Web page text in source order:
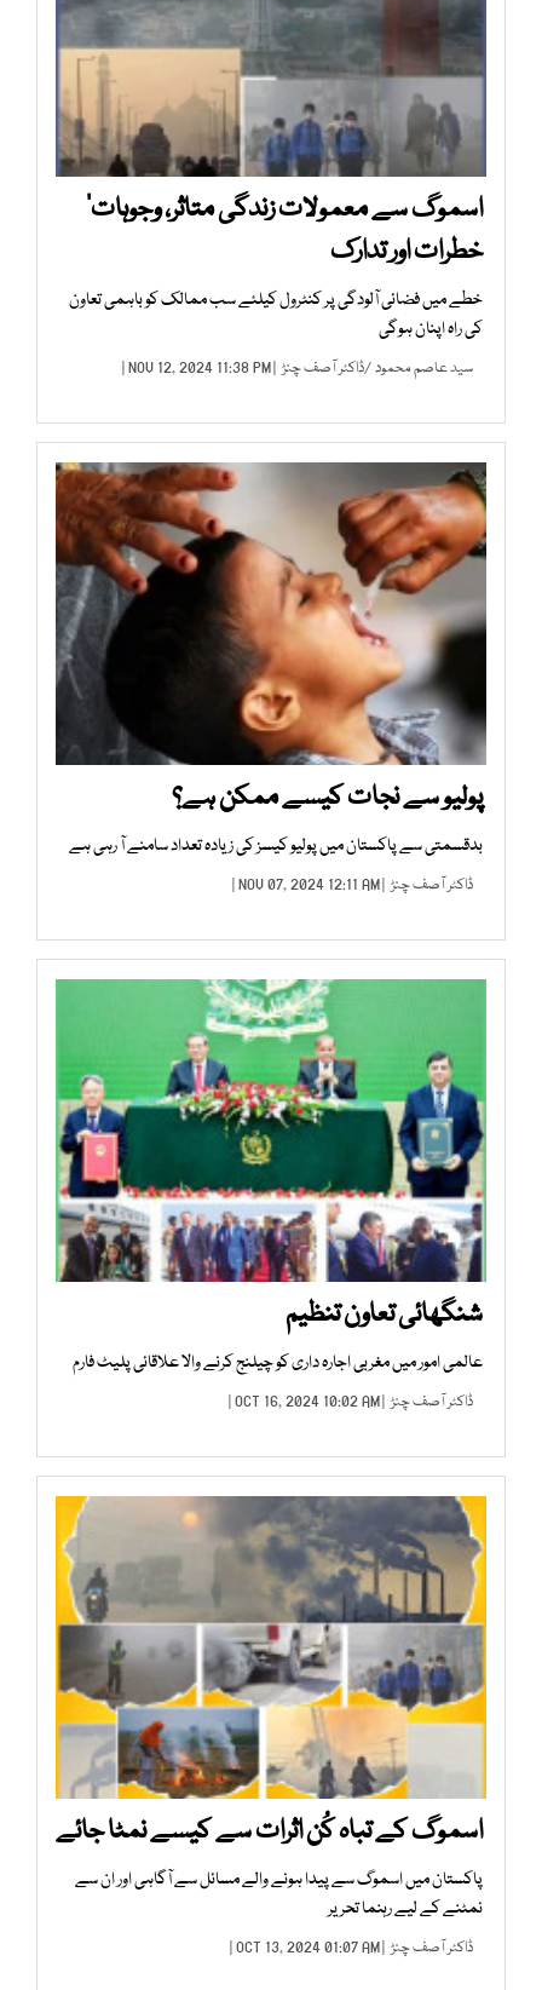
اسموگ سے معمولات زندگی متاثر، وجوہات‘
خطرات اور تدارک
خطے میں فضائی آلودگی پر کنٹرول کیلئے سب ممالک کو باہمی تعاون
کی راہ اپنان ہوگی
سید عاصم محمود/ڈاکٹر آصف چنڑ | NOV 12, 2024 11:38 PM |
پولیو سے نجات کیسے ممکن ہے؟
بدقسمتی سے پاکستان میں پولیو کیسز کی زیادہ تعداد سامنے آ رہی ہے
ڈاکٹر آصف چنڑ | NOV 07, 2024 12:11 AM |
شنگھائی تعاون تنظیم
عالمی امور میں مغربی اجارہ داری کو چیلنج کرنے والا علاقائی پلیٹ فارم
ڈاکٹر آصف چنڑ | OCT 16, 2024 10:02 AM |
اسموگ کے تباہ کُن اثرات سے کیسے نمٹا جائے
پاکستان میں اسموگ سے پیدا ہونے والے مسائل سے آگاہی اور ان سے
نمٹنے کے لیے رہنما تحریر
ڈاکٹر آصف چنڑ | OCT 13, 2024 01:07 AM |